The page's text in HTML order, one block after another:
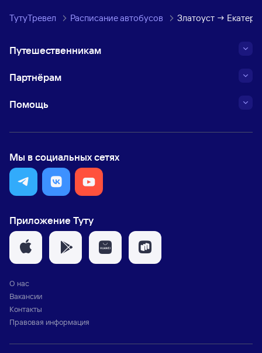
ТутуТревел Расписание автобусов Златоуст →
Путешественникам
Партнёрам
Помощь
Мы в социальных сетях
Приложение Туту
О нас
Вакансии
Контакты
Правовая информация